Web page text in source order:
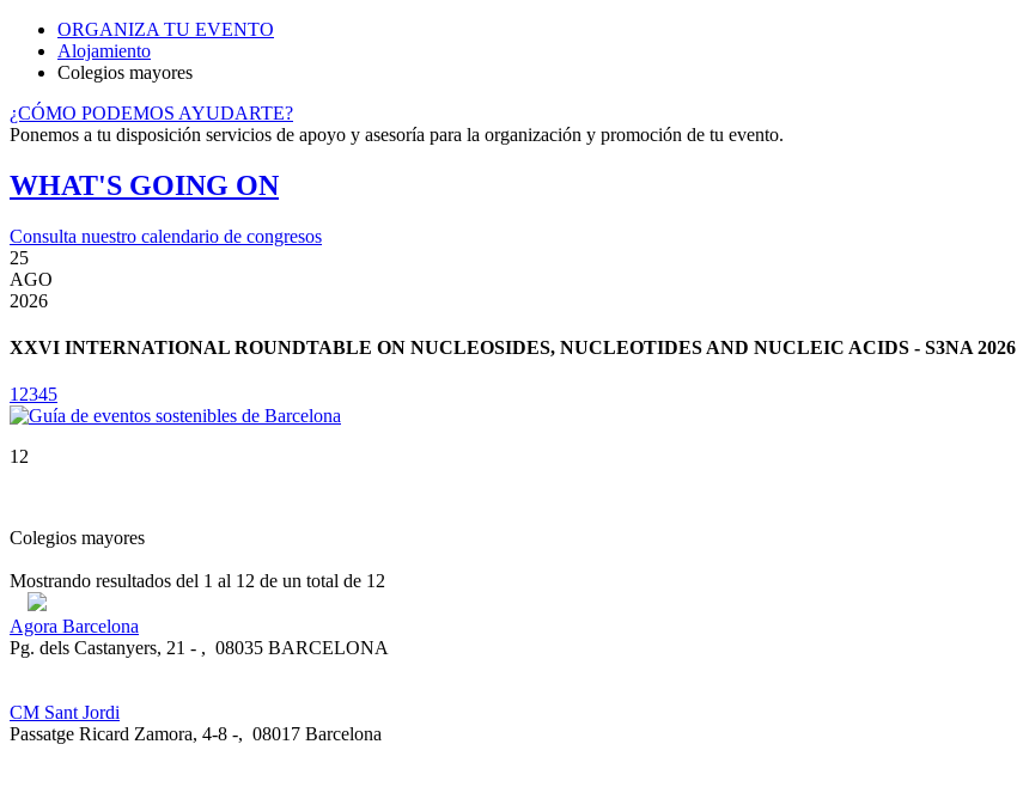
ORGANIZA TU EVENTO
Alojamiento
Colegios mayores
¿CÓMO PODEMOS AYUDARTE?
Ponemos a tu disposición servicios de apoyo y asesoría para la organización y promoción de tu evento.
WHAT'S GOING ON
Consulta nuestro calendario de congresos
25
AGO
2026
XXVI INTERNATIONAL ROUNDTABLE ON NUCLEOSIDES, NUCLEOTIDES AND NUCLEIC ACIDS - S3NA 2026
1 2345
12
Colegios mayores
Mostrando resultados del 1 al 12 de un total de 12
Agora Barcelona
Pg. dels Castanyers, 21 - , 08035 BARCELONA
CM Sant Jordi
Passatge Ricard Zamora, 4-8 -, 08017 Barcelona